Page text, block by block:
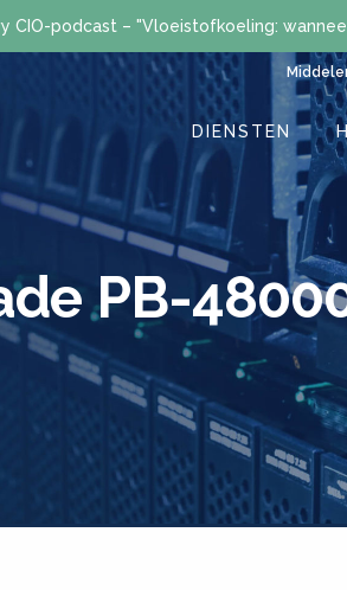
CIO-podcast – "Vloeistofkoeling:
DIENSTEN
PB-